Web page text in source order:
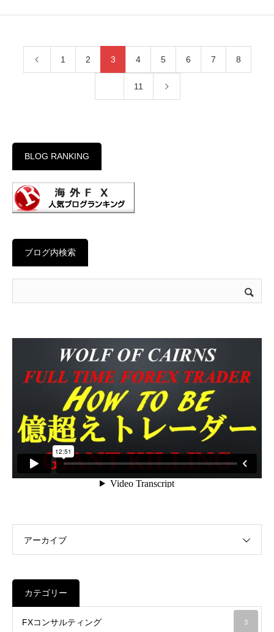
1 2 3 4 5 6 7 8
11
BLOG RANKING
ブログ内検索
アーカイブ
カテゴリー
FXコンサルティング 3